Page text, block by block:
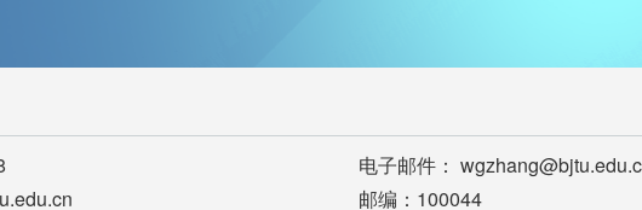
电子邮件：
邮编：100044